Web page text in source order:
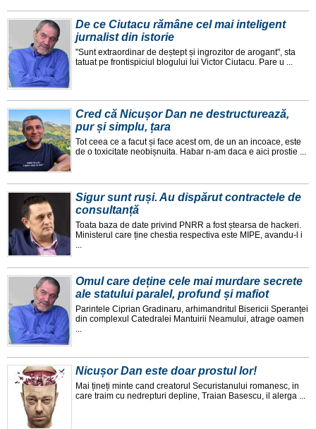
De ce Ciutacu rămâne cel mai inteligent
jurnalist din istorie
"Sunt extraordinar de deștept și ingrozitor de arogant", sta
tatuat pe frontispiciul blogului lui Victor Ciutacu. Pare u ...
Cred că Nicușor Dan ne destructurează,
pur și simplu, țara
Tot ceea ce a facut și face acest om, de un an incoace, este
de o toxicitate neobișnuita. Habar n-am daca e aici prostie ...
Sigur sunt ruși. Au dispărut contractele de
consultanță
Toata baza de date privind PNRR a fost ștearsa de hackeri.
Ministerul care ține chestia respectiva este MIPE, avandu-l i
...
Omul care deține cele mai murdare secrete
ale statului paralel, profund și mafiot
Parintele Ciprian Gradinaru, arhimandritul Bisericii Speranței
din complexul Catedralei Mantuirii Neamului, atrage oamen
...
Nicușor Dan este doar prostul lor!
Mai țineți minte cand creatorul Securistanului romanesc, in
care traim cu nedrepturi depline, Traian Basescu, il alerga ...